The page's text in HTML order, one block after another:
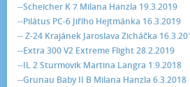
--Scheicher K 7 Milana Hanzla 19.3.2019
--Pilátus PC-6 Jiřího Hejtmánka 16.3.2019
-- Z-24 Krajánek Jaroslava Zicháčka
--Extra 300 V2 Extreme Flight 28.2.2019
--IL 2 Sturmovik Martina Langra 1.9.2018
--Grunau Baby II B Milana Hanzla 6.3.2018